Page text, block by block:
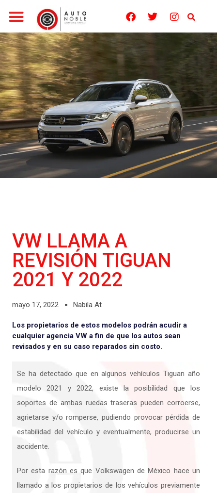
VW LLAMA A
REVISIÓN TIGUAN
2021 Y 2022
mayo 17, 2022 Nabila At
Los propietarios de estos modelos podrán acudir a
cualquier agencia VW a fin de que los autos sean
revisados y en su caso reparados sin costo.
Se ha detectado que en algunos vehículos Tiguan año
modelo 2021 y 2022, existe la posibilidad que los
soportes de ambas ruedas traseras pueden corroerse,
agrietarse y/o romperse, pudiendo provocar pérdida de
estabilidad del vehículo y eventualmente, producirse un
accidente.
Por esta razón es que Volkswagen de México hace un
llamado a los propietarios de los vehículos previamente